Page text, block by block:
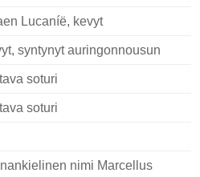
Lucaníë, kevyt
syntynyt auringonnousun
soturi
soturi
nimi Marcellus